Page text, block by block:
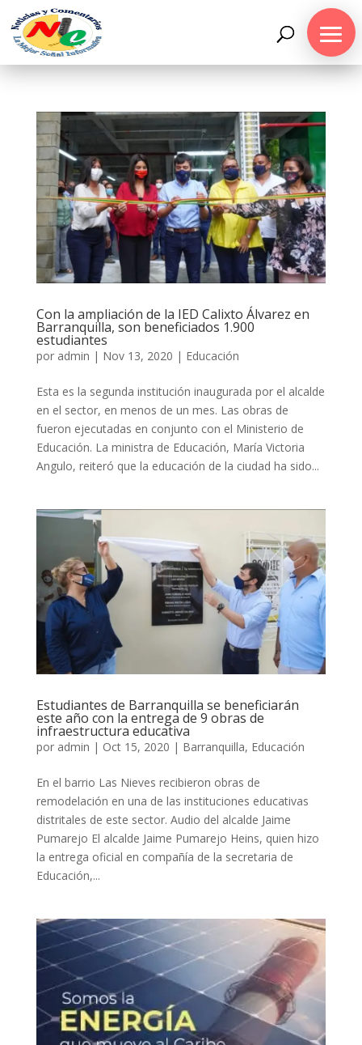
Con la ampliación de la IED Calixto Álvarez en
Barranquilla, son beneficiados 1.900
estudiantes
por admin | Nov 13, 2020 | Educación
Esta es la segunda institución inaugurada por el alcalde
en el sector, en menos de un mes. Las obras de
fueron ejecutadas en conjunto con el Ministerio de
Educación. La ministra de Educación, María Victoria
Angulo, reiteró que la educación de la ciudad ha sido...
Estudiantes de Barranquilla se beneficiarán
este año con la entrega de 9 obras de
infraestructura educativa
por admin | Oct 15, 2020 | Barranquilla, Educación
En el barrio Las Nieves recibieron obras de
remodelación en una de las instituciones educativas
distritales de este sector. Audio del alcalde Jaime
Pumarejo El alcalde Jaime Pumarejo Heins, quien hizo
la entrega oficial en compañía de la secretaria de
Educación,...